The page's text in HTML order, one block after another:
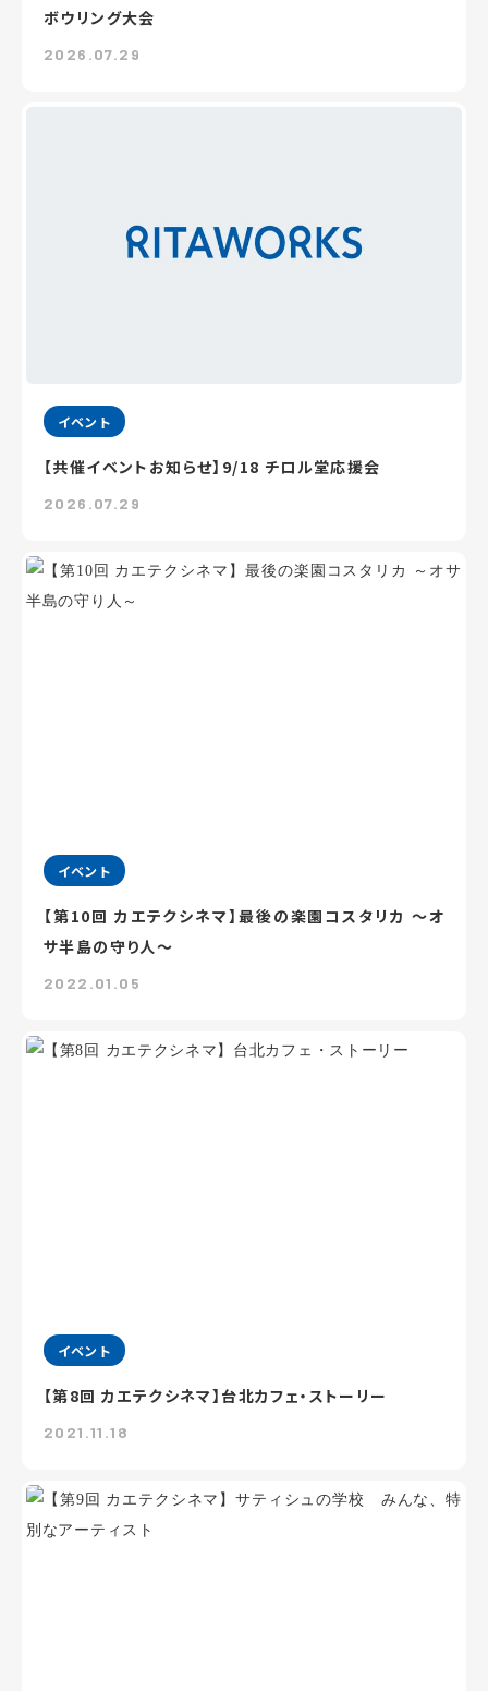
ボウリング大会
2026.07.29
イベント
【共催イベントお知らせ】9/18 チロル堂応援会
2026.07.29
イベント
【第10回 カエテクシネマ】最後の楽園コスタリカ ～オ
サ半島の守り人～
2022.01.05
イベント
【第8回 カエテクシネマ】台北カフェ・ストーリー
2021.11.18